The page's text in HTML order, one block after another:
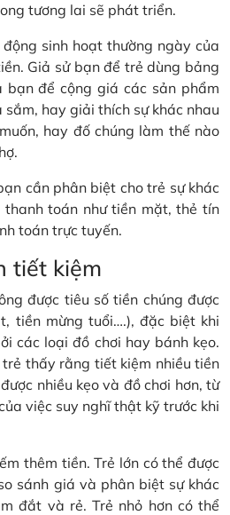
tương lai sẽ phát triển.
sinh hoạt thường ngày của
Giả sử bạn để trẻ dùng bảng
để cộng giá các sản phẩm
hay giải thích sự khác nhau
hay đố chúng làm thế nào
cần phân biệt cho trẻ sự khác
thanh toán như tiền mặt, thẻ tín
toán trực tuyến.
tiết kiệm
được tiêu số tiền chúng được
tiền mừng tuổi….), đặc biệt khi
các loại đồ chơi hay bánh kẹo.
thấy rằng tiết kiệm nhiều tiền
nhiều kẹo và đồ chơi hơn, từ
việc suy nghĩ thật kỹ trước khi
thêm tiền. Trẻ lớn có thể được
sánh giá và phân biệt sự khác
đắt và rẻ. Trẻ nhỏ hơn có thể